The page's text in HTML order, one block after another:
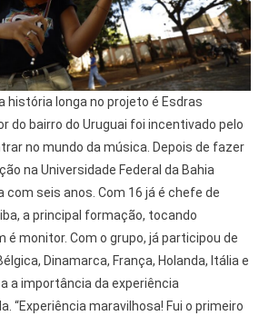
história longa no projeto é Esdras
do bairro do Uruguai foi incentivado pelo
no mundo da música. Depois de fazer
na Universidade Federal da Bahia
com seis anos. Com 16 já é chefe de
a principal formação, tocando
é monitor. Com o grupo, já participou de
Dinamarca, França, Holanda, Itália e
a importância da experiência
“Experiência maravilhosa! Fui o primeiro